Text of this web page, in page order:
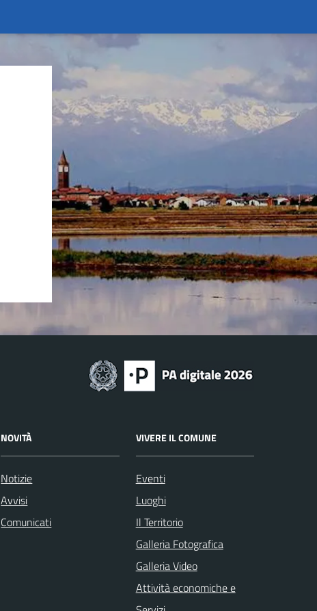
NOVITÀ
Notizie
Avvisi
Comunicati
VIVERE IL COMUNE
Eventi
Luoghi
Il Territorio
Galleria Fotografica
Galleria Video
Attività economiche e